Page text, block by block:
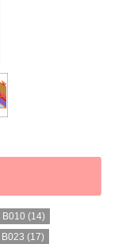
B010 (14)
B023 (17)